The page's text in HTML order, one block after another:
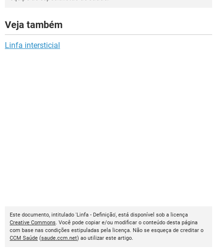
Veja também
Linfa intersticial
Este documento, intitulado 'Linfa - Definição', está disponível sob a licença
Creative Commons. Você pode copiar e/ou modificar o conteúdo desta página
com base nas condições estipuladas pela licença. Não se esqueça de creditar o
CCM Saúde (saude.ccm.net) ao utilizar este artigo.